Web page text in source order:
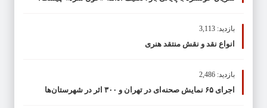
بازدید: 3,113
انواع نقد و نقش منتقد هنری
بازدید: 2,486
اجرای ۶۵ نمایش صحنه‌ای در تهران و ۳۰۰ اثر در شهرستان‌ها